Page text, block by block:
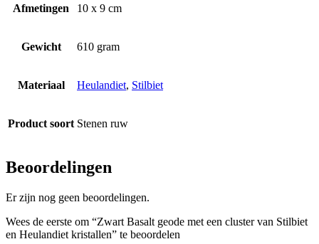
Afmetingen 10 x 9 cm
Gewicht 610 gram
Materiaal Heulandiet, Stilbiet
Product soort Stenen ruw
Beoordelingen
Er zijn nog geen beoordelingen.
Wees de eerste om “Zwart Basalt geode met een cluster van Stilbiet
en Heulandiet kristallen” te beoordelen